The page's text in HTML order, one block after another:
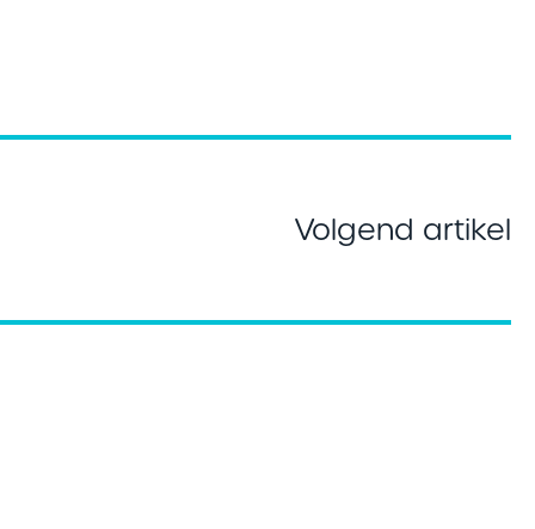
Volgend artikel